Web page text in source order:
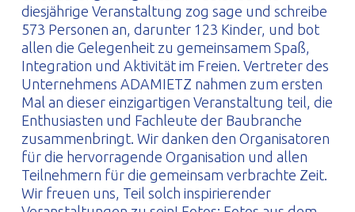
diesjährige Veranstaltung zog sage und schreibe
573 Personen an, darunter 123 Kinder, und bot
allen die Gelegenheit zu gemeinsamem Spaß,
Integration und Aktivität im Freien. Vertreter des
Unternehmens ADAMIETZ nahmen zum ersten
Mal an dieser einzigartigen Veranstaltung teil, die
Enthusiasten und Fachleute der Baubranche
zusammenbringt. Wir danken den Organisatoren
für die hervorragende Organisation und allen
Teilnehmern für die gemeinsam verbrachte Zeit.
Wir freuen uns, Teil solch inspirierender